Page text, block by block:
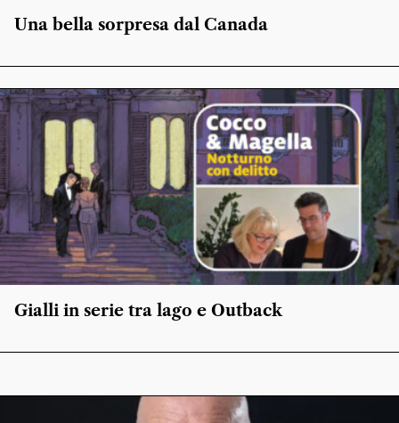
Una bella sorpresa dal Canada
Gialli in serie tra lago e Outback